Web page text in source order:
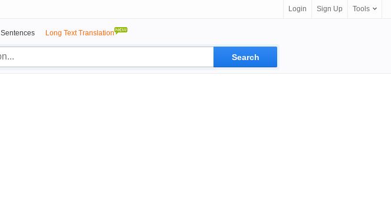
Login Sign Up Tools
Sentences Long Text Translation